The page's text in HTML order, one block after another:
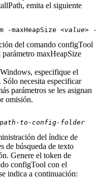
, emita el siguiente
maxHeapSize <value>
del comando configTool
parámetro maxHeapSize
especifique el
Sólo necesita especificar
parámetros se les asignan
omisión.
to-config-folder
del índice de
de búsqueda de texto
Genere el token de
configTool con el
indica a continuación: